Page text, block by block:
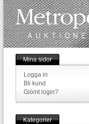
Mina sidor
Logga in
Bli kund
Glömt login?
Kategorier